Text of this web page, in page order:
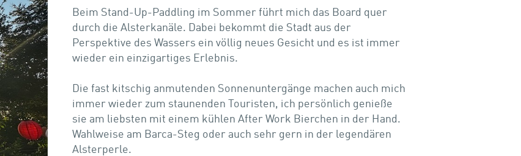
Beim Stand-Up-Paddling im Sommer führt mich das Board quer
durch die Alsterkanäle. Dabei bekommt die Stadt aus der
Perspektive des Wassers ein völlig neues Gesicht und es ist immer
wieder ein einzigartiges Erlebnis.
Die fast kitschig anmutenden Sonnenuntergänge machen auch mich
immer wieder zum staunenden Touristen, ich persönlich genieße
sie am liebsten mit einem kühlen After Work Bierchen in der Hand.
Wahlweise am Barca-Steg oder auch sehr gern in der legendären
Alsterperle.